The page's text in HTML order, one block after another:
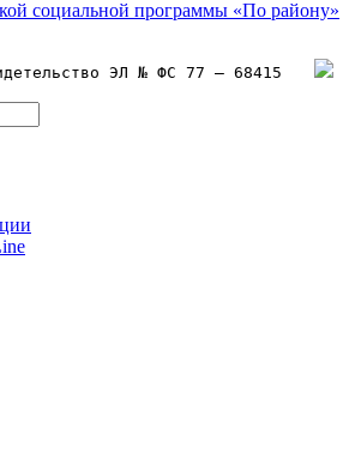
ЭЛ № ФС 77 – 68415